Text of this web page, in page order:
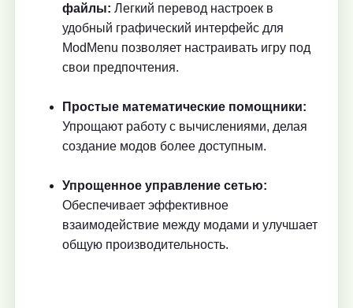
файлы: Легкий перевод настроек в
удобный графический интерфейс для
ModMenu позволяет настраивать игру под
свои предпочтения.
Простые математические помощники:
Упрощают работу с вычислениями, делая
создание модов более доступным.
Упрощенное управление сетью:
Обеспечивает эффективное
взаимодействие между модами и улучшает
общую производительность.